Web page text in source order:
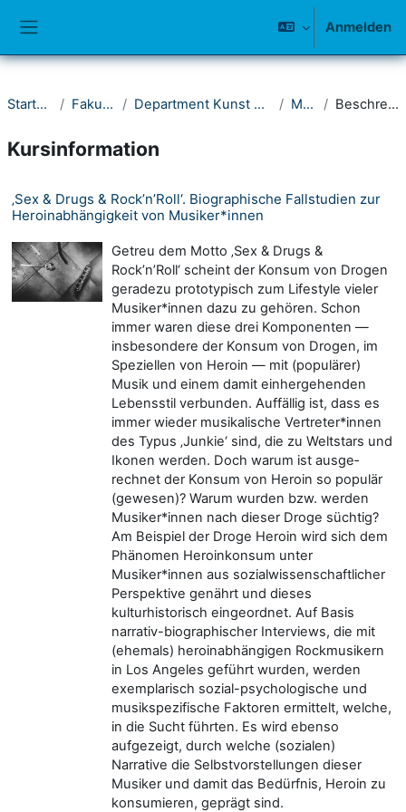
Anmelden
Startseite Fakultät II Department Kunst und Musik Musik Beschreibung
Kursinformation
‚Sex & Drugs & Rock’n’Roll‘. Biographische Fallstudien zur
Heroinabhängigkeit von Musiker*innen
Getreu dem Motto ‚Sex & Drugs &
Rock’n’Roll‘ scheint der Konsum von Drogen
geradezu prototypisch zum Lifestyle vieler
Musiker*innen dazu zu gehören. Schon
immer waren diese drei Komponenten —
insbesondere der Konsum von Drogen, im
Speziellen von Heroin — mit (populärer)
Musik und einem damit einherge­henden
Lebensstil verbunden. Auffällig ist, dass es
immer wieder musikalische Vertreter*innen
des Typus ‚Junkie‘ sind, die zu Weltstars und
Ikonen werden. Doch warum ist ausge­
rechnet der Konsum von He­roin so populär
(gewesen)? Warum wurden bzw. werden
Musi­ker*innen nach dieser Droge süchtig?
Am Beispiel der Droge Heroin wird sich dem
Phänomen Heroinkonsum unter
Musiker*innen aus sozialwissenschaftlicher
Perspektive genährt und dieses
kulturhistorisch eingeordnet. Auf Basis
narrativ-biographischer Interviews, die mit
(ehemals) heroinabhängigen Rockmusikern
in Los Angeles geführt wurden, werden
exemplarisch sozial-psychologische und
musikspezifische Faktoren ermittelt, welche,
in die Sucht führten. Es wird ebenso
aufgezeigt, durch welche (sozialen)
Narrative die Selbstvorstellungen dieser
Musiker und damit das Bedürfnis, Heroin zu
konsumieren, geprägt sind.